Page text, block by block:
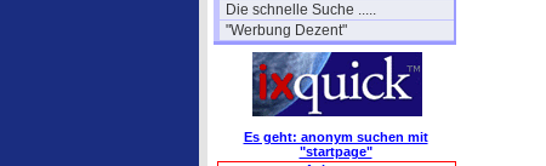
Die schnelle Suche .....
"Werbung Dezent"
Es geht: anonym suchen mit
"startpage"